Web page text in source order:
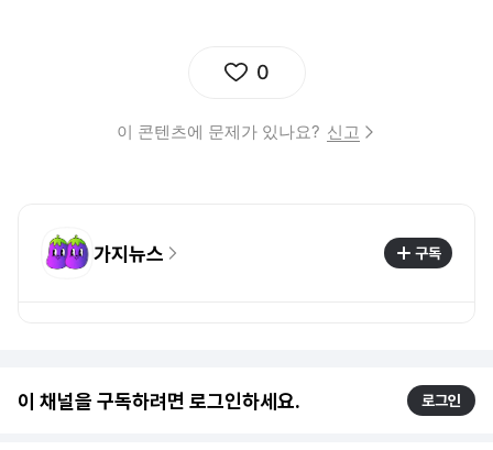
0
이 콘텐츠에 문제가 있나요? 신고
가지뉴스 구독
이 채널을 구독하려면 로그인하세요. 로그인